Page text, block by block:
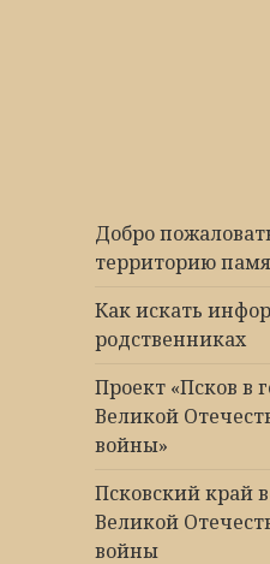
Добро
территорию
Как искать
родственниках
Проект «Псков в
Великой
войны»
Псковский край
Великой
войны